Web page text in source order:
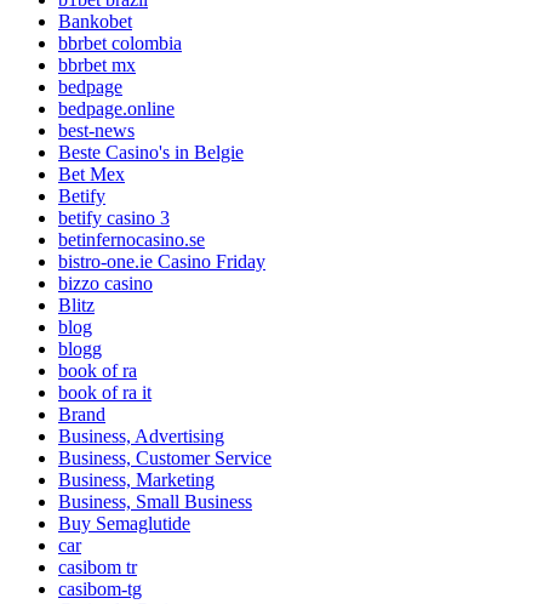
Bankobet
bbrbet colombia
bbrbet mx
bedpage
bedpage.online
best-news
Beste Casino's in Belgie
Bet Mex
Betify
betify casino 3
betinfernocasino.se
bistro-one.ie Casino Friday
bizzo casino
Blitz
blog
blogg
book of ra
book of ra it
Brand
Business, Advertising
Business, Customer Service
Business, Marketing
Business, Small Business
Buy Semaglutide
car
casibom tr
casibom-tg